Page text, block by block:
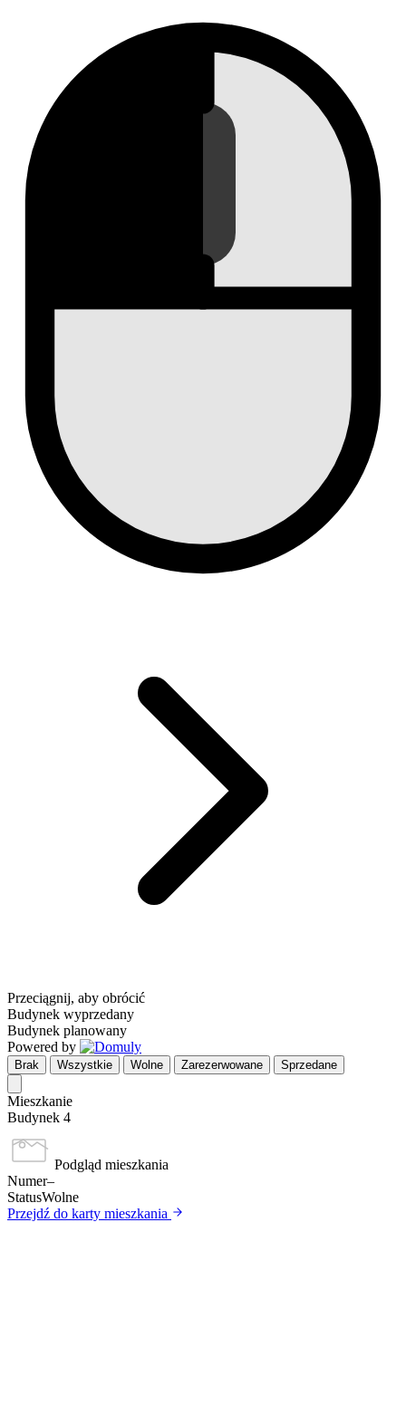
Przeciągnij, aby obrócić
Budynek wyprzedany
Budynek planowany
Powered by
Brak Wszystkie Wolne Zarezerwowane Sprzedane
Mieszkanie
Budynek 4
Podgląd mieszkania
Numer–
StatusWolne
Przejdź do karty mieszkania